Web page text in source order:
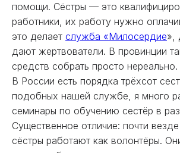
помощи. Сёстры — это
работники, их работу нужно
это делает служба «Милосердие»,
дают жертвователи. В провинции
средств собрать просто нереально.
В России есть порядка трёхсот
подобных нашей службе, я много
семинары по обучению сестёр в
Существенное отличие: почти
сёстры работают как волонтёры.